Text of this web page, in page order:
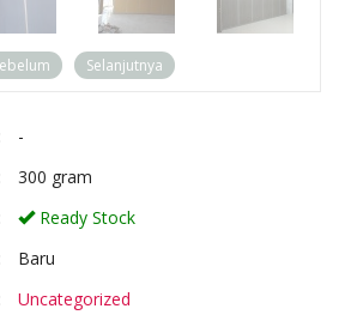
Selanjutnya
-
300 gram
Ready Stock
Baru
Uncategorized